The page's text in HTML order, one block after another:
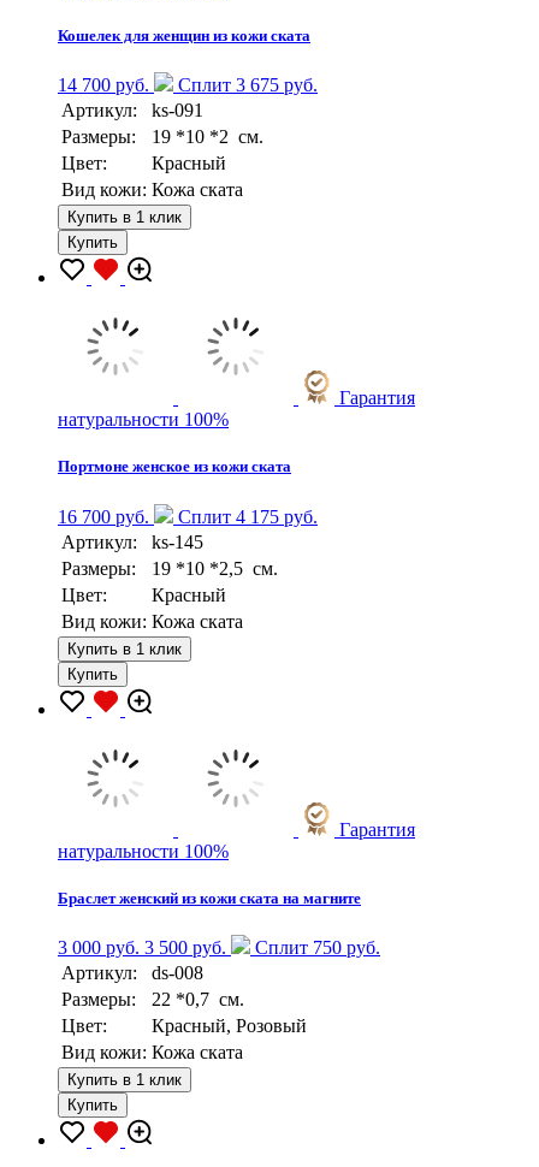
Кошелек для женщин из кожи ската
14 700 руб.
Сплит 3 675 руб.
Артикул:
ks-091
Размеры:
19 *10 *2 см.
Цвет:
Красный
Вид кожи: Кожа ската
Купить в 1 клик
Купить
Гарантия
натуральности 100%
Портмоне женское из кожи ската
16 700 руб.
Сплит 4 175 руб.
Артикул:
ks-145
Размеры:
19 *10 *2,5 см.
Цвет:
Красный
Вид кожи: Кожа ската
Купить в 1 клик
Купить
Гарантия
натуральности 100%
Браслет женский из кожи ската на магните
3 000 руб. 3 500 руб.
Сплит 750 руб.
Артикул:
ds-008
Размеры:
22 *0,7 см.
Цвет:
Красный, Розовый
Вид кожи: Кожа ската
Купить в 1 клик
Купить